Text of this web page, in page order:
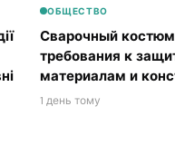
ОБЩЕСТВО
Сварочный
требования к
материалам и
1 день тому